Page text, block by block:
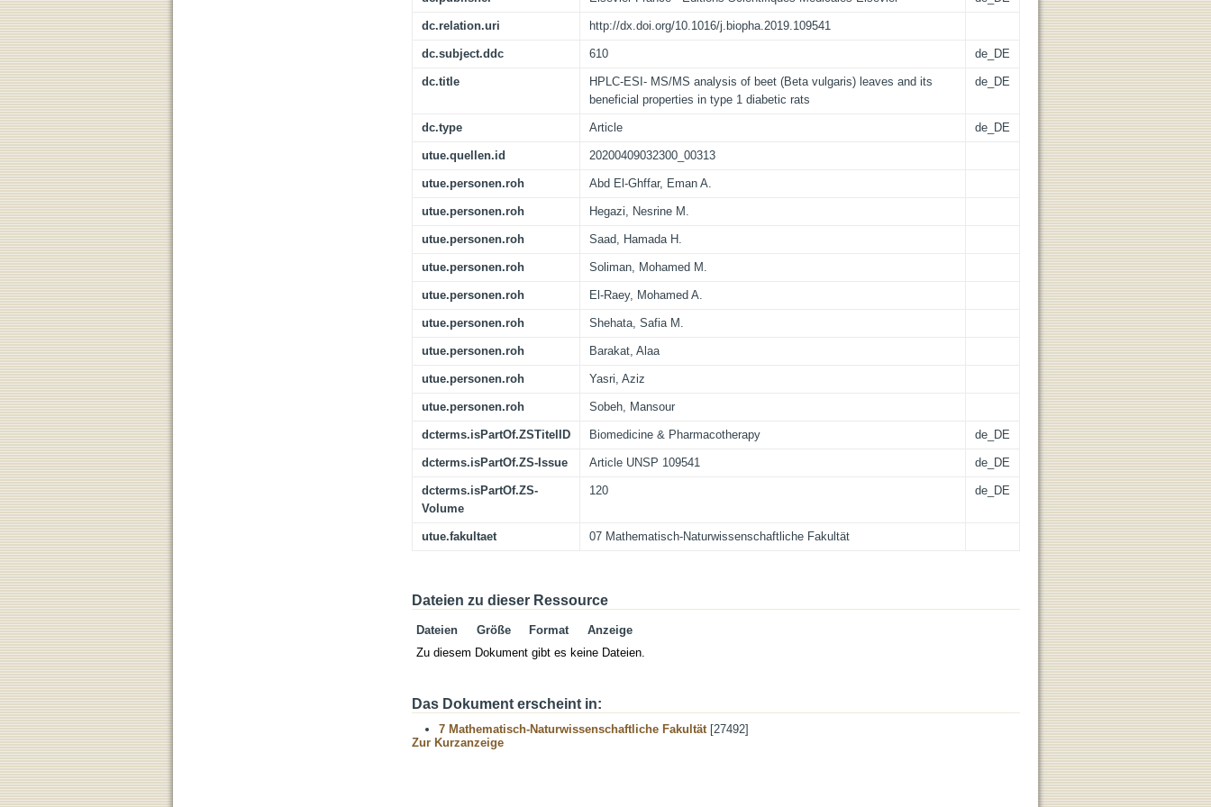
dc.relation.uri http://dx.doi.org/10.1016/j.biopha.2019.109541
dc.subject.ddc 610 de_DE
dc.title
HPLC-ESI- MS/MS analysis of beet (Beta vulgaris) leaves and its
beneficial properties in type 1 diabetic rats
de_DE
dc.type Article de_DE
utue.quellen.id 20200409032300_00313
utue.personen.roh Abd El-Ghffar, Eman A.
utue.personen.roh Hegazi, Nesrine M.
utue.personen.roh Saad, Hamada H.
utue.personen.roh Soliman, Mohamed M.
utue.personen.roh El-Raey, Mohamed A.
utue.personen.roh Shehata, Safia M.
utue.personen.roh Barakat, Alaa
utue.personen.roh Yasri, Aziz
utue.personen.roh Sobeh, Mansour
dcterms.isPartOf.ZSTitelID Biomedicine & Pharmacotherapy de_DE
dcterms.isPartOf.ZS-Issue Article UNSP 109541 de_DE
dcterms.isPartOf.ZS-
Volume
120 de_DE
utue.fakultaet 07 Mathematisch-Naturwissenschaftliche Fakultät
Dateien zu dieser Ressource
Dateien Größe Format
Anzeige
Zu diesem Dokument gibt es keine Dateien.
Das Dokument erscheint in:
7 Mathematisch-Naturwissenschaftliche Fakultät[27492]
Zur Kurzanzeige